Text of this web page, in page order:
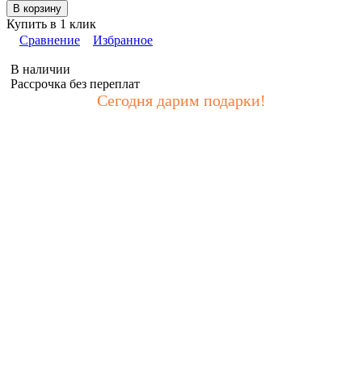
В корзину
Купить в 1 клик
Сравнение
Избранное
В наличии
Рассрочка без переплат
Сегодня дарим подарки!